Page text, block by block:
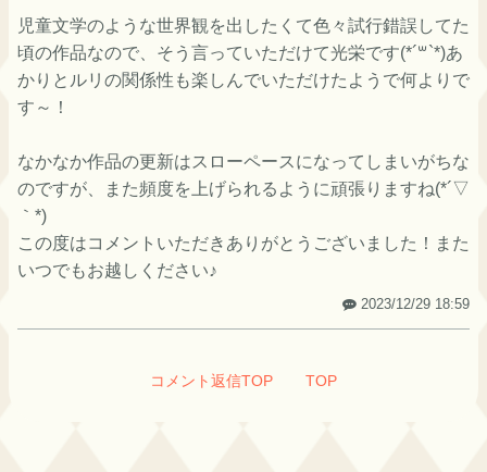
児童文学のような世界観を出したくて色々試行錯誤してた
頃の作品なので、そう言っていただけて光栄です(*´꒳`*)あ
かりとルリの関係性も楽しんでいただけたようで何よりで
す～！
なかなか作品の更新はスローペースになってしまいがちな
のですが、また頻度を上げられるように頑張りますね(*´▽
｀*)
この度はコメントいただきありがとうございました！また
いつでもお越しください♪
2023/12/29 18:59
コメント返信TOP TOP